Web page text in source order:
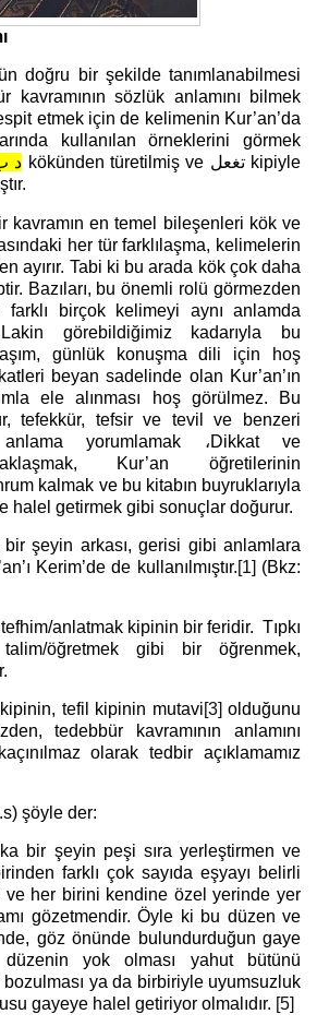
doğru bir şekilde tanımlanabilmesi
kavramının sözlük anlamını bilmek
etmek için de kelimenin Kur’an’da
kullanılan örneklerini görmek
د kökünden türetilmiş ve تغعلkipiyle
kavramın en temel bileşenleri kök ve
her tür farklılaşma, kelimelerin
ayırır. Tabi ki bu arada kök çok daha
Bazıları, bu önemli rolü görmezden
farklı birçok kelimeyi aynı anlamda
Lakin görebildiğimiz kadarıyla bu
günlük konuşma dili için hoş
beyan sadelinde olan Kur’an’ın
ele alınması hoş görülmez. Bu
tefekkür, tefsir ve tevil ve benzeri
anlama yorumlamak ،Dikkat ve
Kur’an öğretilerinin
kalmak ve bu kitabın buyruklarıyla
halel getirmek gibi sonuçlar doğurur.
bir şeyin arkası, gerisi gibi anlamlara
Kerim’de de kullanılmıştır.[1] (Bkz:
anlatmak kipinin bir feridir. Tıpkı
talim/öğretmek gibi bir öğrenmek,
tefil kipinin mutavi[3] olduğunu
tedebbür kavramının anlamını
olarak tedbir açıklamamız
şöyle der:
bir şeyin peşi sıra yerleştirmen ve
farklı çok sayıda eşyayı belirli
ve her birini kendine özel yerinde yer
gözetmendir. Öyle ki bu düzen ve
göz önünde bulundurduğun gaye
yok olması yahut bütünü
bozulması ya da birbiriyle uyumsuzluk
gayeye halel getiriyor olmalıdır. [5]